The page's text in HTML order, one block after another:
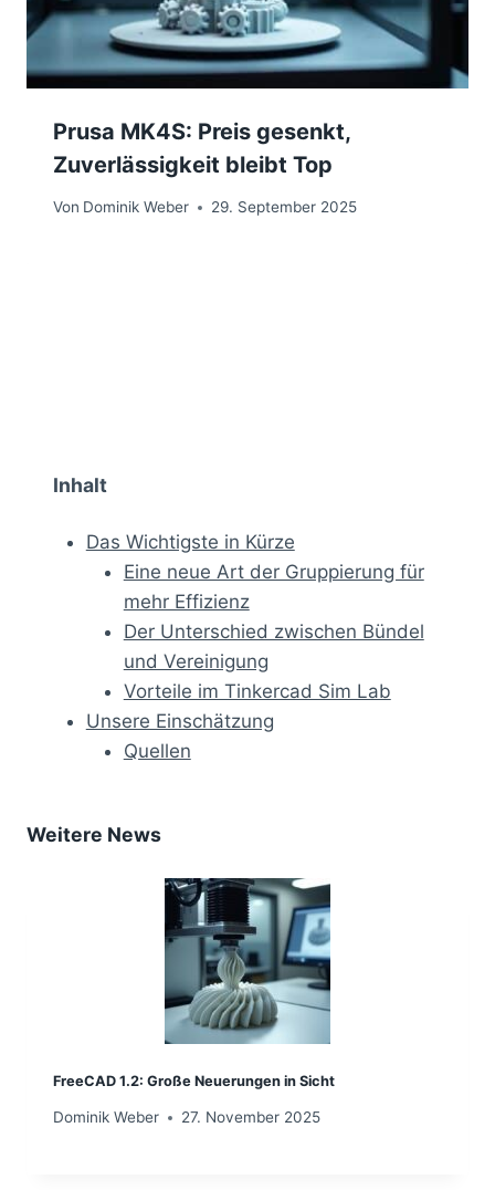
Prusa MK4S: Preis gesenkt,
Zuverlässigkeit bleibt Top
Von Dominik Weber 29. September 2025
Inhalt
Das Wichtigste in Kürze
Eine neue Art der Gruppierung für
mehr Effizienz
Der Unterschied zwischen Bündel
und Vereinigung
Vorteile im Tinkercad Sim Lab
Unsere Einschätzung
Quellen
Weitere News
FreeCAD 1.2: Große Neuerungen in Sicht
Dominik Weber 27. November 2025